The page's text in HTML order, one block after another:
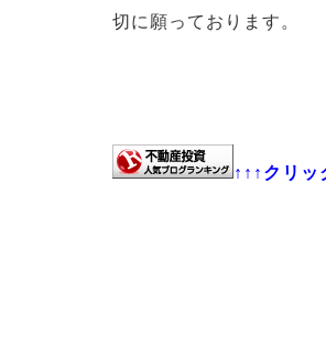
切に願っております。
↑↑↑クリッ